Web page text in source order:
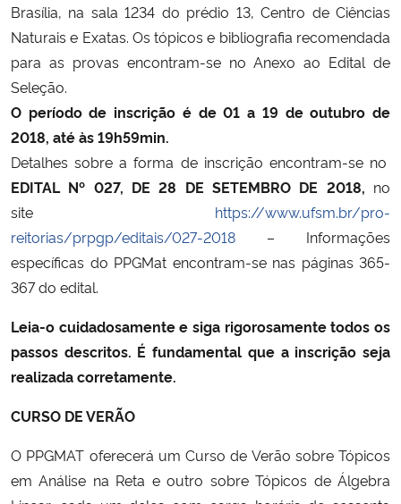
Brasília, na sala 1234 do prédio 13, Centro de Ciências
Naturais e Exatas. Os tópicos e bibliografia recomendada
para as provas encontram-se no Anexo ao Edital de
Seleção.
O período de inscrição é de 01 a 19 de outubro de
2018, até às 19h59min.
Detalhes sobre a forma de inscrição encontram-se no
EDITAL Nº 027, DE 28 DE SETEMBRO DE 2018, no
site
https://www.ufsm.br/pro-
reitorias/prpgp/editais/027-2018 – Informações
específicas do PPGMat encontram-se nas páginas 365-
367 do edital.
Leia-o cuidadosamente e siga rigorosamente todos os
passos descritos. É fundamental que a inscrição seja
realizada corretamente.
CURSO DE VERÃO
O PPGMAT oferecerá um Curso de Verão sobre Tópicos
em Análise na Reta e outro sobre Tópicos de Álgebra